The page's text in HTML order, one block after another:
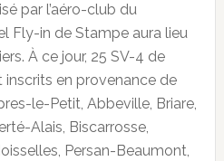
par l’aéro-club du
Fly-in de Stampe aura lieu
À ce jour, 25 SV-4 de
en provenance de
le-Petit, Abbeville, Briare,
Alais, Biscarrosse,
Persan-Beaumont,